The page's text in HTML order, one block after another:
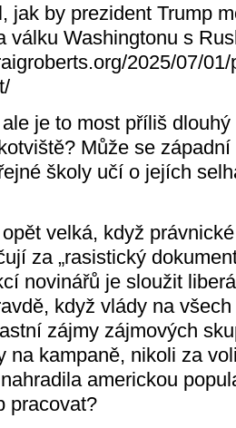
jak by prezident Trump
válku Washingtonu s
2025/07/
je to most příliš
Může se
školy učí o jejích
velká, když
za „rasistický
novinářů je sloužit
když vlády na
zájmy zájmových
na kampaně, nikoli za
americkou
pracovat?